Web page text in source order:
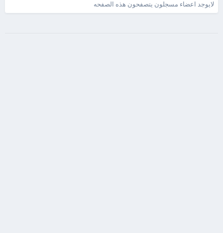
لايوجد اعضاء مسجلون يتصفحون هذه الصفحه